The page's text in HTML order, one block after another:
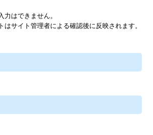
力はできません。
はサイト管理者による確認後に反映されます。